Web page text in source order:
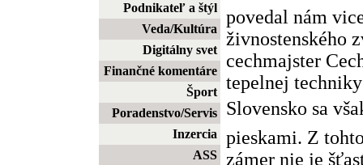
Podnikateľ a štýl
Veda/Kultúra
Digitálny svet
Finančné komentáre
Šport
Poradenstvo/Servis
Inzercia
ASS
povedal nám
živnostenského
cechmajster
tepelnej
Slovensko sa
pieskami. Z
zámer nie je